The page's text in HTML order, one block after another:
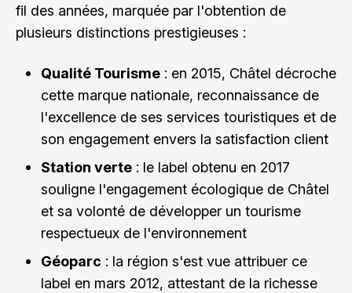
fil des années, marquée par l'obtention de
plusieurs distinctions prestigieuses :
Qualité Tourisme : en 2015, Châtel décroche
cette marque nationale, reconnaissance de
l'excellence de ses services touristiques et de
son engagement envers la satisfaction client
Station verte : le label obtenu en 2017
souligne l'engagement écologique de Châtel
et sa volonté de développer un tourisme
respectueux de l'environnement
Géoparc : la région s'est vue attribuer ce
label en mars 2012, attestant de la richesse